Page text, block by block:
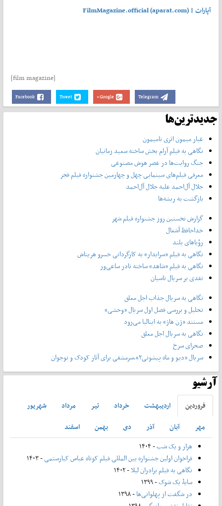
آپارات | FilmMagazine.official (aparat.com)
Facebook Tweet Google+ Telegram
جدیدترین‌ها
غبار میمون اثری نامیمون
نگاهی به فیلم آرام بخش ساخته سعید زمانیان
جنگ روایت‌ها در عصر هوش مصنوعی
معرفی فیلم‌های سینمایی چهل‌ و چهارمین جشنواره فیلم فجر
جلال آل‌احمد علیه جلال آل‌‌احمد
بازگشت به ریشه‌ها
گزارش نخستین روز جشنواره فیلم شهر
خداحافظ آشغال
رؤیاهای بلند
نگاهی به فیلم «سرایدار» به کارگردانی خسرو هریتاش
نگاهی به فیلم «شاهد» ساخته نادر ساعی‌ور
نقدی بر سریال تاسیان
نگاهی به سریال جذاب اجل معلق
تحلیل و بررسی فصل اول سریال «وحشی»
مستند «ژن هاژ» به ایتالیا می‌رود
نگاهی به سریال اجل معلق
صحرای سرخ
سریال «دیو و ماه پیشونی۲»،سرمشقی برای آثار کودک و نوجوان
آرشیو
فروردين ارديبهشت خرداد تير مرداد
شهريور
مهر
آبان آذر دی بهمن
اسفند
هزار و یک شب- ۱۴۰۴
فراخوان اولین جشنواره بین المللی فیلم کوتاه عباس کیارستمی- ۱۴۰۳
نگاهی به فیلم برادران لیلا- ۱۴۰۲
سایۀ یک شوک- ۱۳۹۹
در شگفت از پهلوانی‌ها- ۱۳۹۸